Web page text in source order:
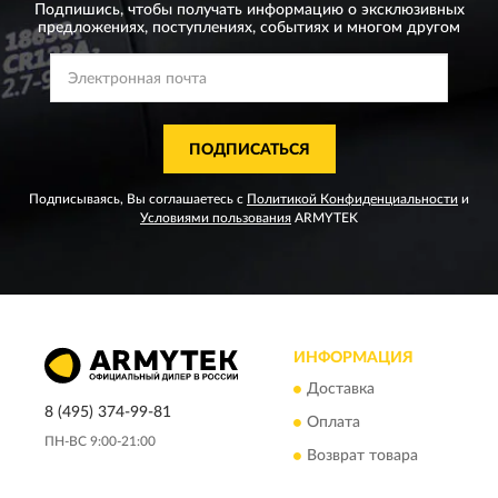
Подпишись, чтобы получать информацию о эксклюзивных
предложениях, поступлениях, событиях и многом другом
ПОДПИСАТЬСЯ
Подписываясь, Вы соглашаетесь с Политикой Конфиденциальности и
Условиями пользования ARMYTEK
8 (495) 374-99-81
ПН-ВС 9:00-21:00
ИНФОРМАЦИЯ
Доставка
Оплата
Возврат товара